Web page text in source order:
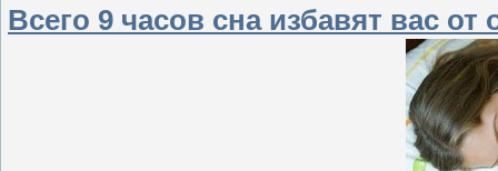
Всего 9 часов сна избавят вас от